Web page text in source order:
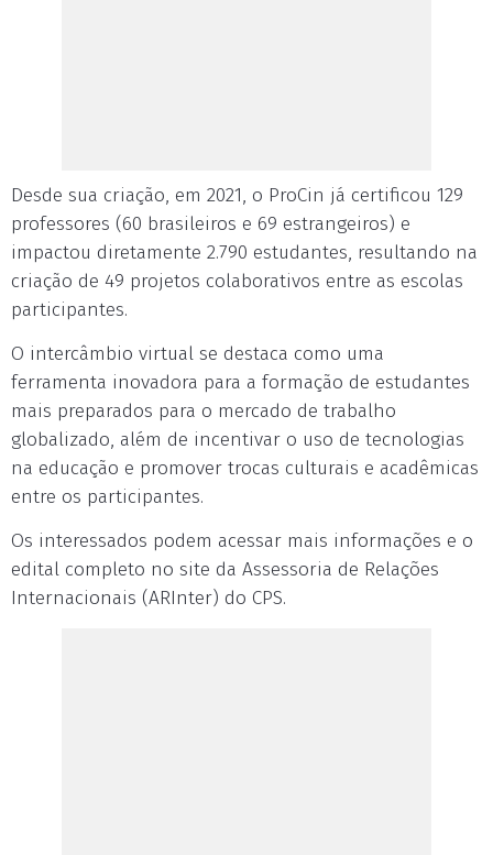
Desde sua criação, em 2021, o ProCin já certificou 129
professores (60 brasileiros e 69 estrangeiros) e
impactou diretamente 2.790 estudantes, resultando na
criação de 49 projetos colaborativos entre as escolas
participantes.
O intercâmbio virtual se destaca como uma
ferramenta inovadora para a formação de estudantes
mais preparados para o mercado de trabalho
globalizado, além de incentivar o uso de tecnologias
na educação e promover trocas culturais e acadêmicas
entre os participantes.
Os interessados podem acessar mais informações e o
edital completo no site da Assessoria de Relações
Internacionais (ARInter) do CPS.